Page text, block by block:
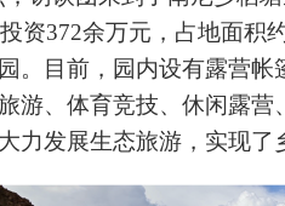
资372余万元，占地面
。目前，园内设有露营
游、体育竞技、休闲露
力发展生态旅游，实现了